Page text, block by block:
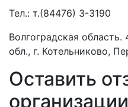
Тел.: т.(84476) 3-3190
Волгоградская
обл., г. Котельниково,
Оставить
организации